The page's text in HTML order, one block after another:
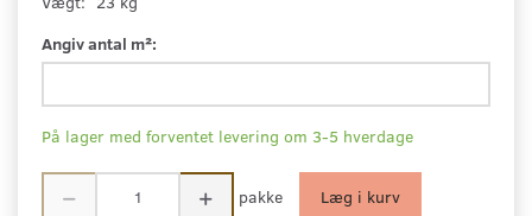
Angiv antal m²:
På lager med forventet levering om 3-5 hverdage
pakke Læg i kurv